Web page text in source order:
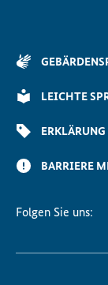
LEICHTE
BARRIERE
Folgen Sie uns: